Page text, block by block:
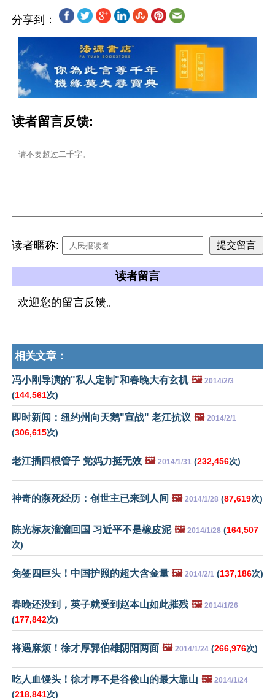
分享到：
读者留言反馈:
读者暱称:
读者留言
欢迎您的留言反馈。
相关文章：
冯小刚导演的"私人定制"和春晚大有玄机 🖼️ 2014/2/3
(144,561次)
即时新闻：纽约州向天鹅"宣战" 老江抗议 🖼️ 2014/2/1
(306,615次)
老江插四根管子 党妈力挺无效 🖼️ 2014/1/31 (232,456次)
神奇的濒死经历：创世主已来到人间 🖼️ 2014/1/28 (87,619次)
陈光标灰溜溜回国 习近平不是橡皮泥 🖼️ 2014/1/28 (164,507
次)
免签四巨头！中国护照的超大含金量 🖼️ 2014/2/1 (137,186次)
春晚还没到，英子就受到赵本山如此摧残 🖼️ 2014/1/26
(177,842次)
将遇麻烦！徐才厚郭伯雄阴阳两面 🖼️ 2014/1/24 (266,976次)
吃人血馒头！徐才厚不是谷俊山的最大靠山 🖼️ 2014/1/24
(218,841次)